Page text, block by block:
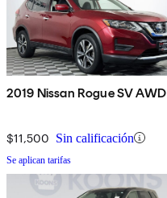
2019 Nissan Rogue SV AWD
$11,500 Sin calificación
Se aplican tarifas